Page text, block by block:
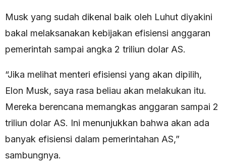
Musk yang sudah dikenal baik oleh Luhut diyakini
bakal melaksanakan kebijakan efisiensi anggaran
pemerintah sampai angka 2 triliun dolar AS.
“Jika melihat menteri efisiensi yang akan dipilih,
Elon Musk, saya rasa beliau akan melakukan itu.
Mereka berencana memangkas anggaran sampai 2
triliun dolar AS. Ini menunjukkan bahwa akan ada
banyak efisiensi dalam pemerintahan AS,”
sambungnya.